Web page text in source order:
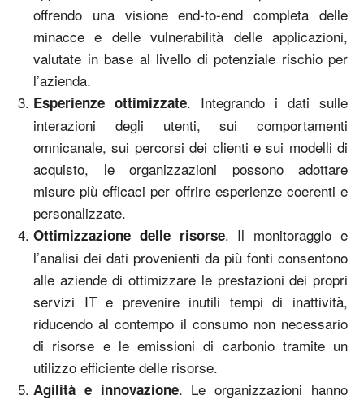
offrendo una visione end-to-end completa delle
minacce e delle vulnerabilità delle applicazioni,
valutate in base al livello di potenziale rischio per
l’azienda.
Esperienze ottimizzate. Integrando i dati sulle
interazioni degli utenti, sui comportamenti
omnicanale, sui percorsi dei clienti e sui modelli di
acquisto, le organizzazioni possono adottare
misure più efficaci per offrire esperienze coerenti e
personalizzate.
Ottimizzazione delle risorse. Il monitoraggio e
l’analisi dei dati provenienti da più fonti consentono
alle aziende di ottimizzare le prestazioni dei propri
servizi IT e prevenire inutili tempi di inattività,
riducendo al contempo il consumo non necessario
di risorse e le emissioni di carbonio tramite un
utilizzo efficiente delle risorse.
Agilità e innovazione. Le organizzazioni hanno